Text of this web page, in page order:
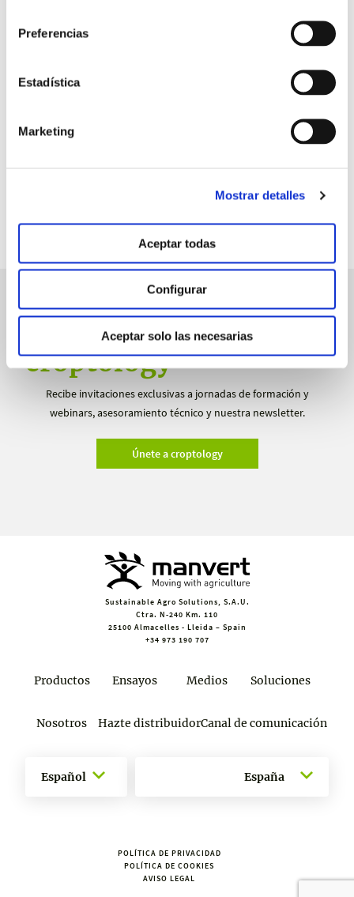
Preferencias
Estadística
Marketing
Mostrar detalles
Aceptar todas
Configurar
Aceptar solo las necesarias
la primera aplicación, zonas naranjas indican NDVI
manvert
croptology
Recibe invitaciones exclusivas a jornadas de formación y
webinars, asesoramiento técnico y nuestra newsletter.
Únete a croptology
Sustainable Agro Solutions, S.A.U.
Ctra. N-240 Km. 110
25100 Almacelles - Lleida – Spain
+34 973 190 707
Productos Ensayos Medios Soluciones
Nosotros Hazte distribuidorCanal de comunicación
Español España
POLÍTICA DE PRIVACIDAD
POLÍTICA DE COOKIES
AVISO LEGAL